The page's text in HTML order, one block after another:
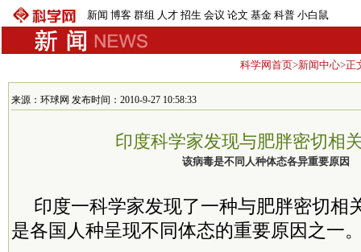
新闻 博客 群组 人才 招生 会议 论文 基金 科普 小白鼠
科学网首页>新闻中心>正
来源：环球网 发布时间：2010-9-27 10:58:33
印度科学家发现与肥胖密切相
该病毒是不同人种体态各异重要原因
印度一科学家发现了一种与肥胖密切相
是各国人种呈现不同体态的重要原因之一